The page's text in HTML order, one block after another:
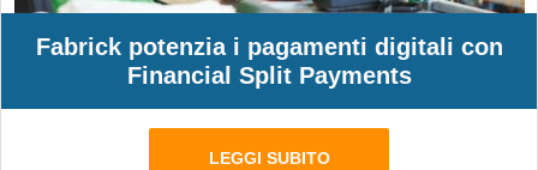
Fabrick potenzia i pagamenti digitali con
Financial Split Payments
LEGGI SUBITO